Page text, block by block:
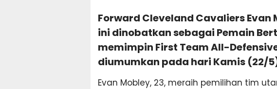
Forward Cleveland Cavaliers
ini dinobatkan sebagai Pemain
memimpin First Team All-
diumumkan pada hari Kamis (22/
Evan Mobley, 23, meraih pemilihan tim